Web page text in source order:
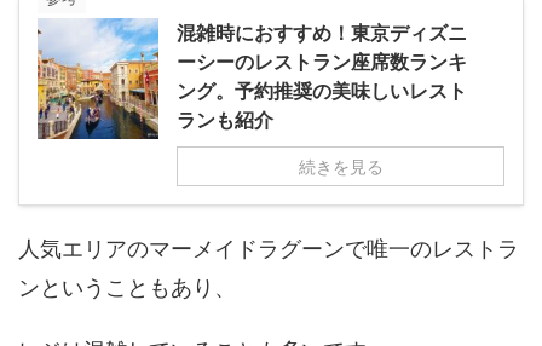
混雑時におすすめ！東京ディズニ
ーシーのレストラン座席数ランキ
ング。予約推奨の美味しいレスト
ランも紹介
続きを見る
人気エリアのマーメイドラグーンで唯一のレストラ
ンということもあり、